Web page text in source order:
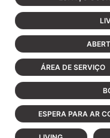
ÁREA DE SERVIÇO
ESPERA PARA AR